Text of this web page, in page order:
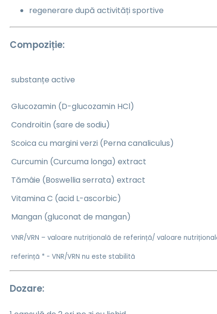
regenerare după activități sportive
Compoziție:
substanțe active
Glucozamin (D-glucozamin HCl)
Condroitin (sare de sodiu)
Scoica cu margini verzi (Perna canaliculus)
Curcumin (Curcuma longa) extract
Tămâie (Boswellia serrata) extract
Vitamina C (acid L-ascorbic)
Mangan (gluconat de mangan)
VNR/VRN – valoare nutrițională de referință/ valoare
referință * - VNR/VRN nu este stabilită
Dozare: